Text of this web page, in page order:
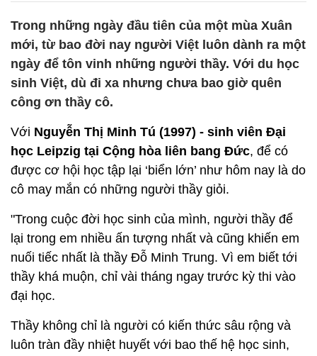
Trong những ngày đầu tiên của một mùa Xuân
mới, từ bao đời nay người Việt luôn dành ra một
ngày để tôn vinh những người thầy. Với du học
sinh Việt, dù đi xa nhưng chưa bao giờ quên
công ơn thầy cô.
Với Nguyễn Thị Minh Tú (1997) - sinh viên Đại
học Leipzig tại Cộng hòa liên bang Đức, để có
được cơ hội học tập lại ‘biển lớn’ như hôm nay là do
cô may mắn có những người thầy giỏi.
"Trong cuộc đời học sinh của mình, người thầy để
lại trong em nhiều ấn tượng nhất và cũng khiến em
nuối tiếc nhất là thầy Đỗ Minh Trung. Vì em biết tới
thầy khá muộn, chỉ vài tháng ngay trước kỳ thi vào
đại học.
Thầy không chỉ là người có kiến thức sâu rộng và
luôn tràn đầy nhiệt huyết với bao thế hệ học sinh,